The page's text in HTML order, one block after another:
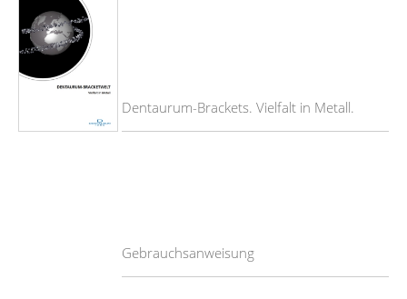
Dentaurum-Brackets. Vielfalt in Metall.
Gebrauchsanweisung